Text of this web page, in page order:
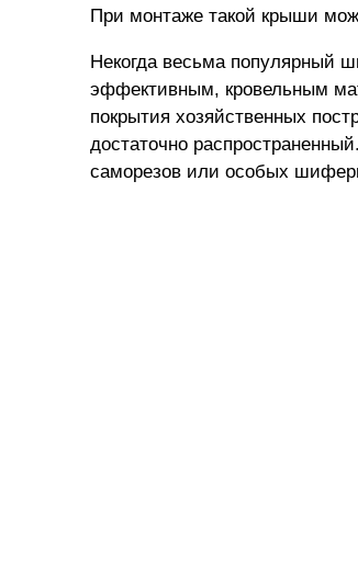
При монтаже такой крыши
Некогда весьма популярный
эффективным, кровельным
покрытия хозяйственных
достаточно
саморезов или особых